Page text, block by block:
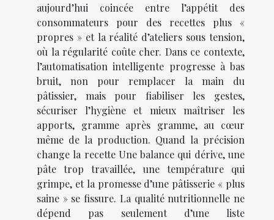
aujourd’hui coincée entre l’appétit des
consommateurs pour des recettes plus «
propres » et la réalité d’ateliers sous tension,
où la régularité coûte cher. Dans ce contexte,
l’automatisation intelligente progresse à bas
bruit, non pour remplacer la main du
pâtissier, mais pour fiabiliser les gestes,
sécuriser l’hygiène et mieux maîtriser les
apports, gramme après gramme, au cœur
même de la production. Quand la précision
change la recette Une balance qui dérive, une
pâte trop travaillée, une température qui
grimpe, et la promesse d’une pâtisserie « plus
saine » se fissure. La qualité nutritionnelle ne
dépend pas seulement d’une liste